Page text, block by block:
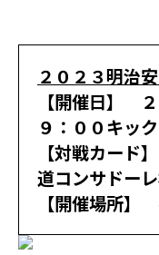
２０２３明治
【開催日】
９：００キッ
【対戦カー
道コンサドー
【開催場所】